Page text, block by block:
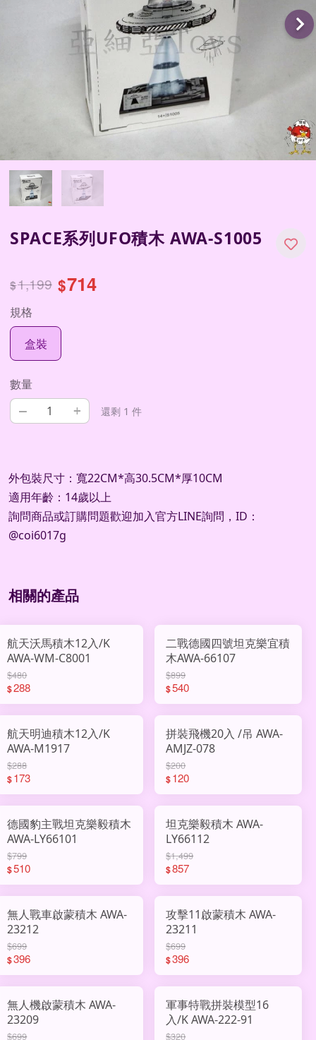
SPACE系列UFO積木 AWA-S1005
$1,199 $714
規格
盒裝
數量
– + 還剩 1 件
外包裝尺寸：寬22CM*高30.5CM*厚10CM
適用年齡：14歲以上
詢問商品或訂購問題歡迎加入官方LINE詢問，ID：
@coi6017g
相關的產品
航天沃馬積木12入/K
AWA-WM-C8001
$480
$288
二戰德國四號坦克樂宜積
木AWA-66107
$899
$540
航天明迪積木12入/K
AWA-M1917
$288
$173
拼裝飛機20入 /吊 AWA-
AMJZ-078
$200
$120
德國豹主戰坦克樂毅積木
AWA-LY66101
$799
$510
坦克樂毅積木 AWA-
LY66112
$1,499
$857
無人戰車啟蒙積木 AWA-
23212
$699
$396
攻擊11啟蒙積木 AWA-
23211
$699
$396
無人機啟蒙積木 AWA-
23209
$699
軍事特戰拼裝模型16
入/K AWA-222-91
$320